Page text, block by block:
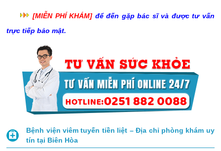
[MIỄN PHÍ KHÁM] để đến gặp bác sĩ và được tư vấn
trực tiếp bảo mật.
Bệnh viện viêm tuyến tiền liệt – Địa chỉ phòng khám uy
tín tại Biên Hòa